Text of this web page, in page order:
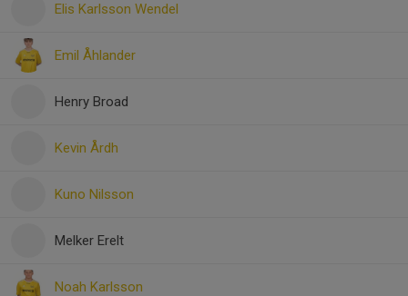
Elis Karlsson Wendel
Emil Åhlander
Henry Broad
Kevin Årdh
Kuno Nilsson
Melker Erelt
Noah Karlsson